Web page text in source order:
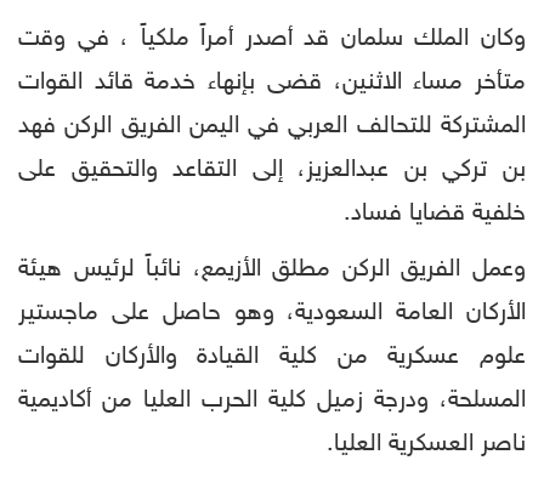
وكان الملك سلمان قد أصدر أمراً ملكياً ، في وقت
متأخر مساء الاثنين، قضى بإنهاء خدمة قائد القوات
المشتركة للتحالف العربي في اليمن الفريق الركن فهد
بن تركي بن عبدالعزيز، إلى التقاعد والتحقيق على
خلفية قضايا فساد.
وعمل الفريق الركن مطلق الأزيمع، نائباً لرئيس هيئة
الأركان العامة السعودية، وهو حاصل على ماجستير
علوم عسكرية من كلية القيادة والأركان للقوات
المسلحة، ودرجة زميل كلية الحرب العليا من أكاديمية
ناصر العسكرية العليا.